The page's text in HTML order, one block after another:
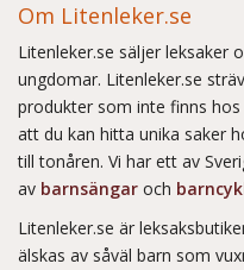
Om Litenleker.se
Litenleker.se säljer leksaker
ungdomar. Litenleker.se
produkter som inte finns
att du kan hitta unika saker
till tonåren. Vi har ett av
av barnsängar och
Litenleker.se är
älskas av såväl barn som